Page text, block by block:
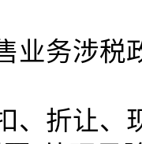
业务涉税
、折让、